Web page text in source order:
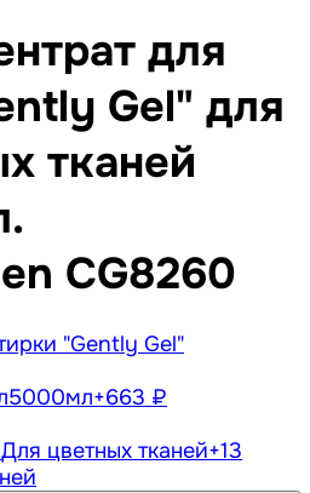
для
Gel" для
тканей
CG8260
"Gently Gel"
5000мл+663 ₽
Для цветных тканей+13